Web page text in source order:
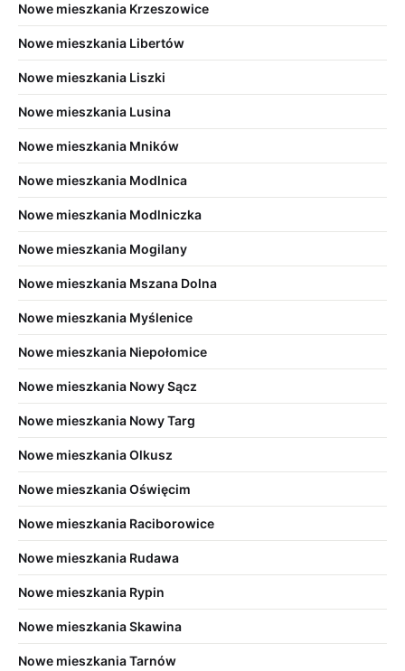
Nowe mieszkania Krzeszowice
Nowe mieszkania Libertów
Nowe mieszkania Liszki
Nowe mieszkania Lusina
Nowe mieszkania Mników
Nowe mieszkania Modlnica
Nowe mieszkania Modlniczka
Nowe mieszkania Mogilany
Nowe mieszkania Mszana Dolna
Nowe mieszkania Myślenice
Nowe mieszkania Niepołomice
Nowe mieszkania Nowy Sącz
Nowe mieszkania Nowy Targ
Nowe mieszkania Olkusz
Nowe mieszkania Oświęcim
Nowe mieszkania Raciborowice
Nowe mieszkania Rudawa
Nowe mieszkania Rypin
Nowe mieszkania Skawina
Nowe mieszkania Tarnów